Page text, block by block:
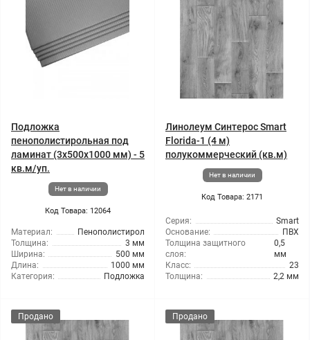
Подложка
пенополистирольная под
ламинат (3x500x1000 мм) - 5
кв.м/уп.
Нет в наличии
Код Товара: 12064
Материал:
Пенополистирол
Толщина:
3 мм
Ширина:
500 мм
Длина:
1000 мм
Категория:
Подложка
Линолеум Синтерос Smart
Florida-1 (4 м)
полукоммерческий (кв.м)
Нет в наличии
Код Товара: 2171
Серия:
Smart
Основание:
ПВХ
Толщина защитного
слоя:
0,5
мм
Класс:
23
Толщина:
2,2 мм
Продано Продано